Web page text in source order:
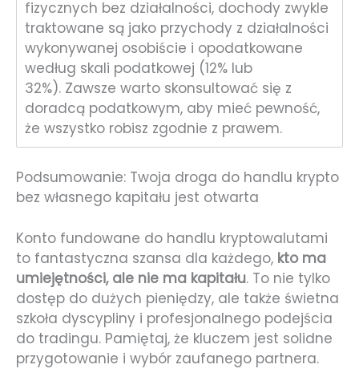
fizycznych bez działalności, dochody zwykle
traktowane są jako przychody z działalności
wykonywanej osobiście i opodatkowane
według skali podatkowej (12% lub
32%). Zawsze warto skonsultować się z
doradcą podatkowym, aby mieć pewność,
że wszystko robisz zgodnie z prawem.
Podsumowanie: Twoja droga do handlu krypto
bez własnego kapitału jest otwarta
Konto fundowane do handlu kryptowalutami
to fantastyczna szansa dla każdego, kto ma
umiejętności, ale nie ma kapitału. To nie tylko
dostęp do dużych pieniędzy, ale także świetna
szkoła dyscypliny i profesjonalnego podejścia
do tradingu. Pamiętaj, że kluczem jest solidne
przygotowanie i wybór zaufanego partnera.